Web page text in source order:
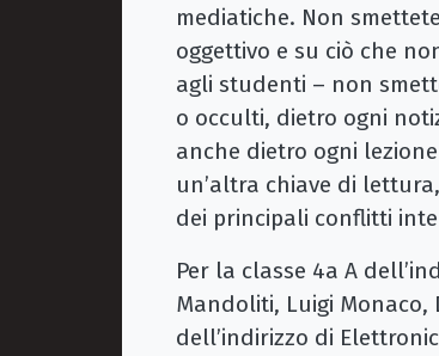
mediatiche. Non
oggettivo e su ciò che
agli studenti – non
o occulti, dietro ogni
anche dietro ogni
un’altra chiave di
dei principali conflitti
Per la classe 4a A
Mandoliti, Luigi Monaco,
dell’indirizzo di